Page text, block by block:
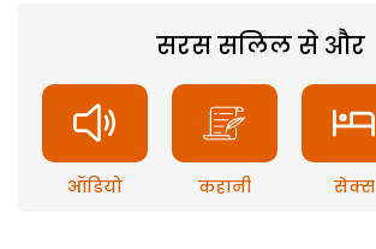
सरस सलिल से और
ऑडियो कहानी सेक्स